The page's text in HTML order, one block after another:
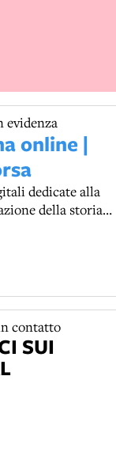
evidenza
online |
dedicate alla
della storia,
contatto
SUI